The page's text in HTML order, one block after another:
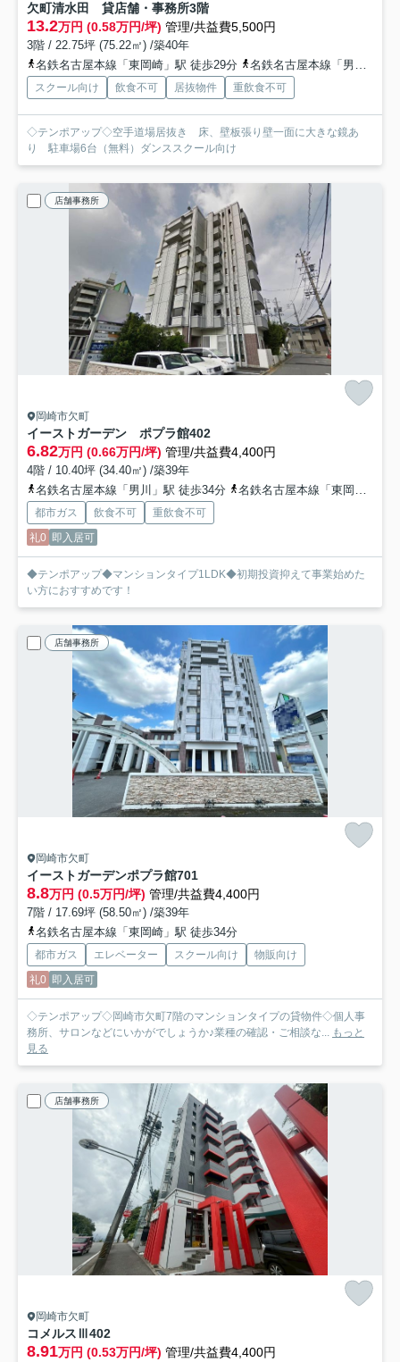
欠町清水田 貸店舗・事務所3階
13.2万円 (0.58万円/坪) 管理/共益費5,500円
3階 / 22.75坪 (75.22㎡) /築40年
名鉄名古屋本線「東岡崎」駅 徒歩29分
名鉄名古屋本線「男川」駅 徒歩37分
スクール向け 飲食不可 居抜物件 重飲食不可
◇テンポアップ◇空手道場居抜き 床、壁板張り壁一面に大きな鏡あ
り 駐車場6台（無料）ダンススクール向け
店舗事務所
岡崎市欠町
イーストガーデン ポプラ館402
6.82万円 (0.66万円/坪) 管理/共益費4,400円
4階 / 10.40坪 (34.40㎡) /築39年
名鉄名古屋本線「男川」駅 徒歩34分
名鉄名古屋本線「東岡崎」駅 徒歩38分
都市ガス 飲食不可
重飲食不可
礼0 即入居可
◆テンポアップ◆マンションタイプ1LDK◆初期投資抑えて事業始めた
い方におすすめです！
店舗事務所
岡崎市欠町
イーストガーデンポプラ館701
8.8万円 (0.5万円/坪) 管理/共益費4,400円
7階 / 17.69坪 (58.50㎡) /築39年
名鉄名古屋本線「東岡崎」駅 徒歩34分
都市ガス エレベーター スクール向け
物販向け
礼0 即入居可
◇テンポアップ◇岡崎市欠町7階のマンションタイプの貸物件◇個人事
務所、サロンなどにいかがでしょうか♪業種の確認・ご相談な... もっと
見る
店舗事務所
岡崎市欠町
コメルスⅢ402
8.91万円 (0.53万円/坪) 管理/共益費4,400円